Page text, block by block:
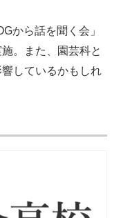
から話を聞く会」
。また、園芸科と
しているかもしれ